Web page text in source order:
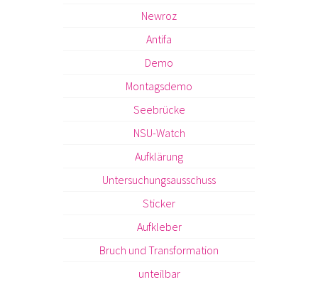
Newroz
Antifa
Demo
Montagsdemo
Seebrücke
NSU-Watch
Aufklärung
Untersuchungsausschuss
Sticker
Aufkleber
Bruch und Transformation
unteilbar